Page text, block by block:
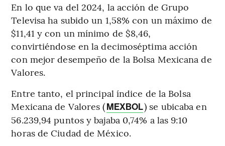
En lo que va del 2024, la acción de Grupo
Televisa ha subido un 1,58% con un máximo de
$11,41 y con un mínimo de $8,46,
convirtiéndose en la decimoséptima acción
con mejor desempeño de la Bolsa Mexicana de
Valores.
Entre tanto, el principal índice de la Bolsa
Mexicana de Valores (MEXBOL) se ubicaba en
56.239,94 puntos y bajaba 0,74% a las 9:10
horas de Ciudad de México.